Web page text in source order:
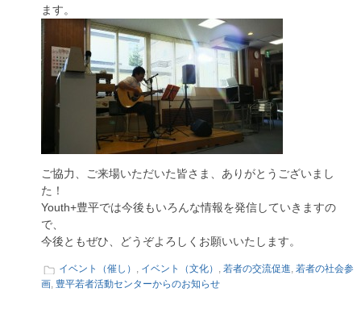
ます。
ご協力、ご来場いただいた皆さま、ありがとうございまし
た！
Youth+豊平では今後もいろんな情報を発信していきますの
で、
今後ともぜひ、どうぞよろしくお願いいたします。
イベント（催し） , イベント（文化） , 若者の交流促進, 若者の社会参
画, 豊平若者活動センターからのお知らせ